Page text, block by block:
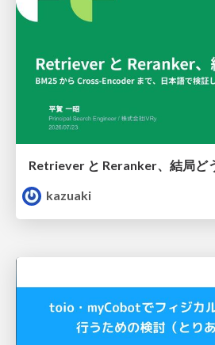
Retriever と Reranker、結局ど
kazuaki